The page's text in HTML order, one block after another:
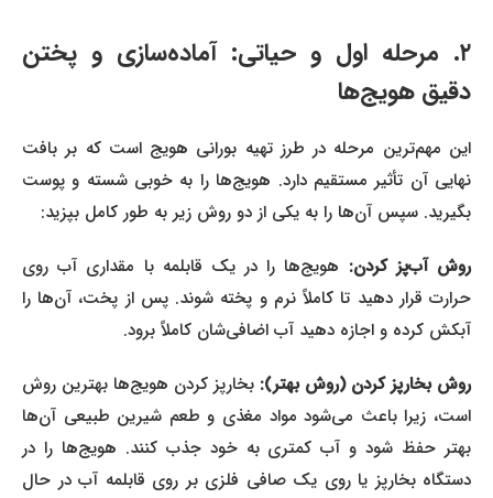
۲. مرحله اول و حیاتی: آماده‌سازی و پختن
دقیق هویج‌ها
این مهم‌ترین مرحله در طرز تهیه بورانی هویج است که بر بافت
نهایی آن تأثیر مستقیم دارد. هویج‌ها را به خوبی شسته و پوست
بگیرید. سپس آن‌ها را به یکی از دو روش زیر به طور کامل بپزید:
روش آب‌پز کردن:هویج‌ها را در یک قابلمه با مقداری آب روی
حرارت قرار دهید تا کاملاً نرم و پخته شوند. پس از پخت، آن‌ها را
آبکش کرده و اجازه دهید آب اضافی‌شان کاملاً برود.
روش بخارپز کردن (روش بهتر):بخارپز کردن هویج‌ها بهترین روش
است، زیرا باعث می‌شود مواد مغذی و طعم شیرین طبیعی آن‌ها
بهتر حفظ شود و آب کمتری به خود جذب کنند. هویج‌ها را در
دستگاه بخارپز یا روی یک صافی فلزی بر روی قابلمه آب در حال